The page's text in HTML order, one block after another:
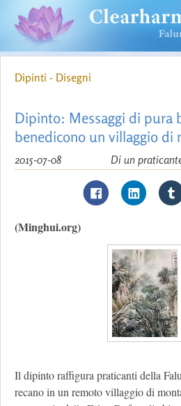
Dipinti - Disegni
Dipinto: Messaggi di pura
benedicono un villaggio di
Di un
2015-07-08
(Minghui.org)
Il dipinto raffigura praticanti della
recano in un remoto villaggio di